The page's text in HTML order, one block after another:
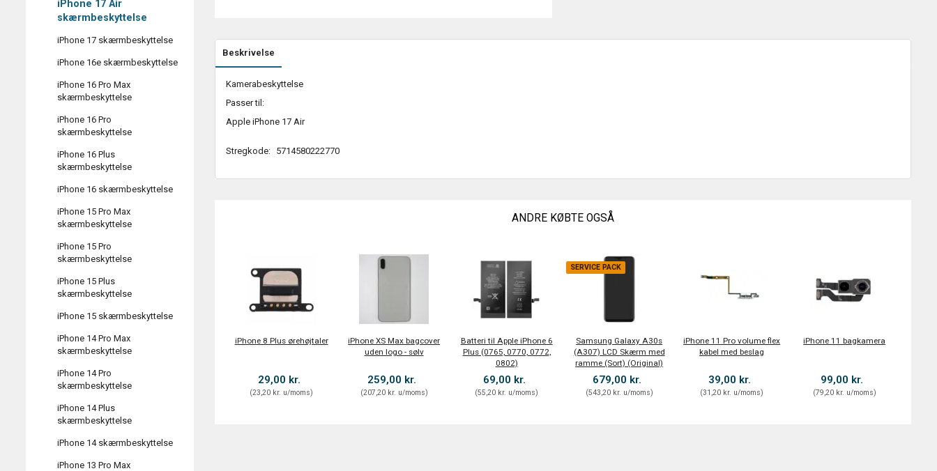
iPhone 17 Air
skærmbeskyttelse
iPhone 17 skærmbeskyttelse
iPhone 16e skærmbeskyttelse
iPhone 16 Pro Max
skærmbeskyttelse
iPhone 16 Pro
skærmbeskyttelse
iPhone 16 Plus
skærmbeskyttelse
iPhone 16 skærmbeskyttelse
iPhone 15 Pro Max
skærmbeskyttelse
iPhone 15 Pro
skærmbeskyttelse
iPhone 15 Plus
skærmbeskyttelse
iPhone 15 skærmbeskyttelse
iPhone 14 Pro Max
skærmbeskyttelse
iPhone 14 Pro
skærmbeskyttelse
iPhone 14 Plus
skærmbeskyttelse
iPhone 14 skærmbeskyttelse
iPhone 13 Pro Max
Beskrivelse
Kamerabeskyttelse
Passer til:
Apple iPhone 17 Air
Stregkode: 5714580222770
ANDRE KØBTE OGSÅ
iPhone 8 Plus ørehøjtaler
29,00 kr.
(23,20 kr. u/moms)
iPhone XS Max bagcover
uden logo - sølv
259,00 kr.
(207,20 kr. u/moms)
Batteri til Apple iPhone 6
Plus (0765, 0770, 0772,
0802)
69,00 kr.
(55,20 kr. u/moms)
SERVICE PACK
Samsung Galaxy A30s
(A307) LCD Skærm med
ramme (Sort) (Original)
679,00 kr.
(543,20 kr. u/moms)
iPhone 11 Pro volume flex
kabel med beslag
39,00 kr.
(31,20 kr. u/moms)
iPhone 11 bagkamera
99,00 kr.
(79,20 kr. u/moms)